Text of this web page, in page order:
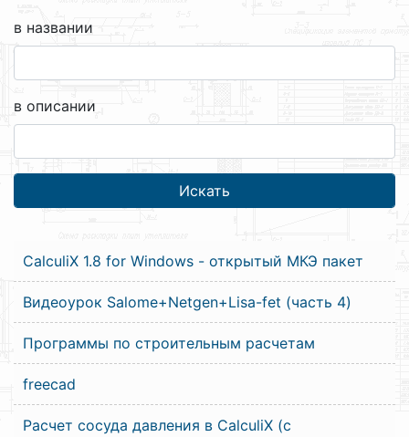
в названии
в описании
CalculiX 1.8 for Windows - открытый МКЭ пакет
Видеоурок Salome+Netgen+Lisa-fet (часть 4)
Программы по строительным расчетам
freecad
Расчет сосуда давления в CalculiX (c